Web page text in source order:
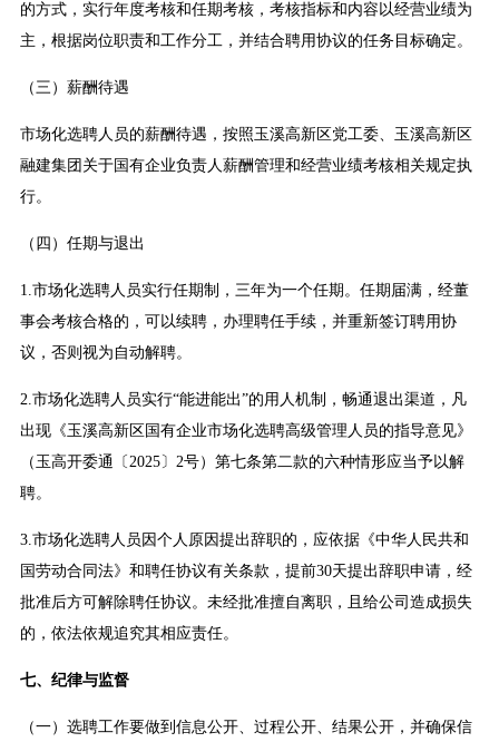
的方式，实行年度考核和任期考核，考核指标和内容以经营业绩为
主，根据岗位职责和工作分工，并结合聘用协议的任务目标确定。
（三）薪酬待遇
市场化选聘人员的薪酬待遇，按照玉溪高新区党工委、玉溪高新区
融建集团关于国有企业负责人薪酬管理和经营业绩考核相关规定执
行。
（四）任期与退出
1.市场化选聘人员实行任期制，三年为一个任期。任期届满，经董
事会考核合格的，可以续聘，办理聘任手续，并重新签订聘用协
议，否则视为自动解聘。
2.市场化选聘人员实行“能进能出”的用人机制，畅通退出渠道，凡
出现《玉溪高新区国有企业市场化选聘高级管理人员的指导意见》
（玉高开委通〔2025〕2号）第七条第二款的六种情形应当予以解
聘。
3.市场化选聘人员因个人原因提出辞职的，应依据《中华人民共和
国劳动合同法》和聘任协议有关条款，提前30天提出辞职申请，经
批准后方可解除聘任协议。未经批准擅自离职，且给公司造成损失
的，依法依规追究其相应责任。
七、纪律与监督
（一）选聘工作要做到信息公开、过程公开、结果公开，并确保信